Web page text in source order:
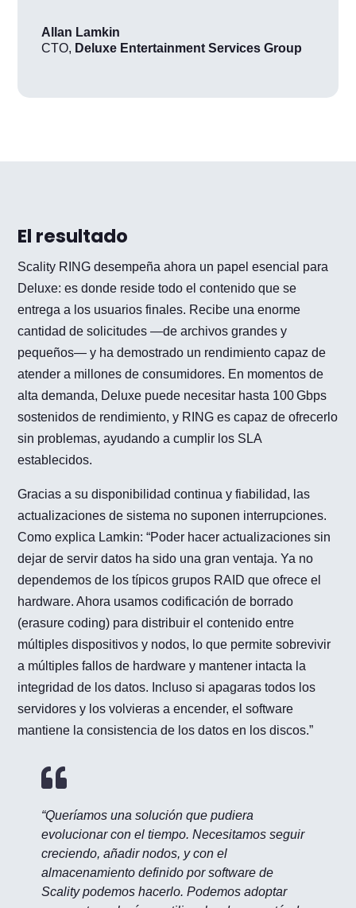
Allan Lamkin
CTO, Deluxe Entertainment Services Group
El resultado
Scality RING desempeña ahora un papel esencial para
Deluxe: es donde reside todo el contenido que se
entrega a los usuarios finales. Recibe una enorme
cantidad de solicitudes —de archivos grandes y
pequeños— y ha demostrado un rendimiento capaz de
atender a millones de consumidores. En momentos de
alta demanda, Deluxe puede necesitar hasta 100 Gbps
sostenidos de rendimiento, y RING es capaz de ofrecerlo
sin problemas, ayudando a cumplir los SLA
establecidos.
Gracias a su disponibilidad continua y fiabilidad, las
actualizaciones de sistema no suponen interrupciones.
Como explica Lamkin: “Poder hacer actualizaciones sin
dejar de servir datos ha sido una gran ventaja. Ya no
dependemos de los típicos grupos RAID que ofrece el
hardware. Ahora usamos codificación de borrado
(erasure coding) para distribuir el contenido entre
múltiples dispositivos y nodos, lo que permite sobrevivir
a múltiples fallos de hardware y mantener intacta la
integridad de los datos. Incluso si apagaras todos los
servidores y los volvieras a encender, el software
mantiene la consistencia de los datos en los discos.”

“Queríamos una solución que pudiera
evolucionar con el tiempo. Necesitamos seguir
creciendo, añadir nodos, y con el
almacenamiento definido por software de
Scality podemos hacerlo. Podemos adoptar